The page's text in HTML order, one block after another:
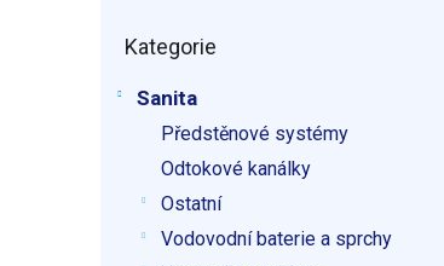
kategorie
Kategorie
Sanita
Předstěnové systémy
Odtokové kanálky
Ostatní
Vodovodní baterie a sprchy